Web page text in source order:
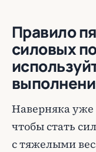
Правило
силовых
Наверняка уже
чтобы стать
с тяжелыми